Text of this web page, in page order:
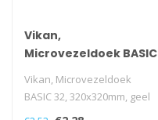
Vikan,
Microvezeldoek BASIC
Vikan, Microvezeldoek
BASIC 32, 320x320mm, geel